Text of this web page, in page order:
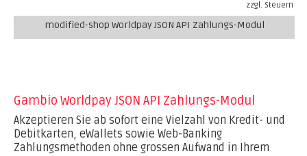
zzgl. Steuern
modified-shop Worldpay JSON API Zahlungs-Modul
Gambio Worldpay JSON API Zahlungs-Modul
Akzeptieren Sie ab sofort eine Vielzahl von Kredit- und
Debitkarten, eWallets sowie Web-Banking
Zahlungsmethoden ohne grossen Aufwand in Ihrem